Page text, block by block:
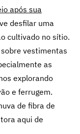
após sua
desfilar uma
cultivado no sítio.
vestimentas
as
explorando
e ferrugem.
de fibra de
aqui de